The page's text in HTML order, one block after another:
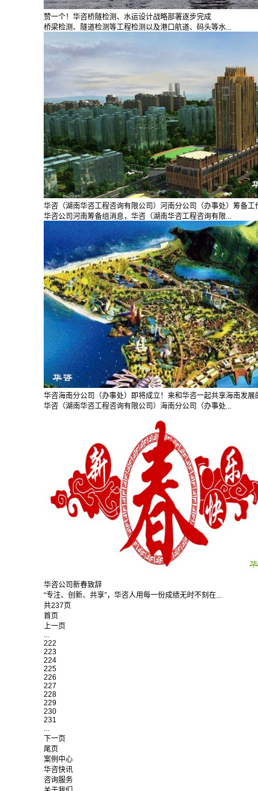
赞一个！华咨桥隧检测、水运设计战略部署逐步完成
桥梁检测、隧道检测等工程检测以及港口航道、码头等水...
华咨（湖南华咨工程咨询有限公司）河南分公司（办事处）筹备工
华咨公司河南筹备组消息，华咨（湖南华咨工程咨询有限...
华咨海南分公司（办事处）即将成立！来和华咨一起共享海南发展
华咨（湖南华咨工程咨询有限公司）海南分公司（办事处...
华咨公司新春致辞
“专注、创新、共享”，华咨人用每一份成绩无时不刻在...
共237页
首页
上一页
222
223
224
225
226
227
228
229
230
231
下一页
尾页
案例中心
华咨快讯
咨询服务